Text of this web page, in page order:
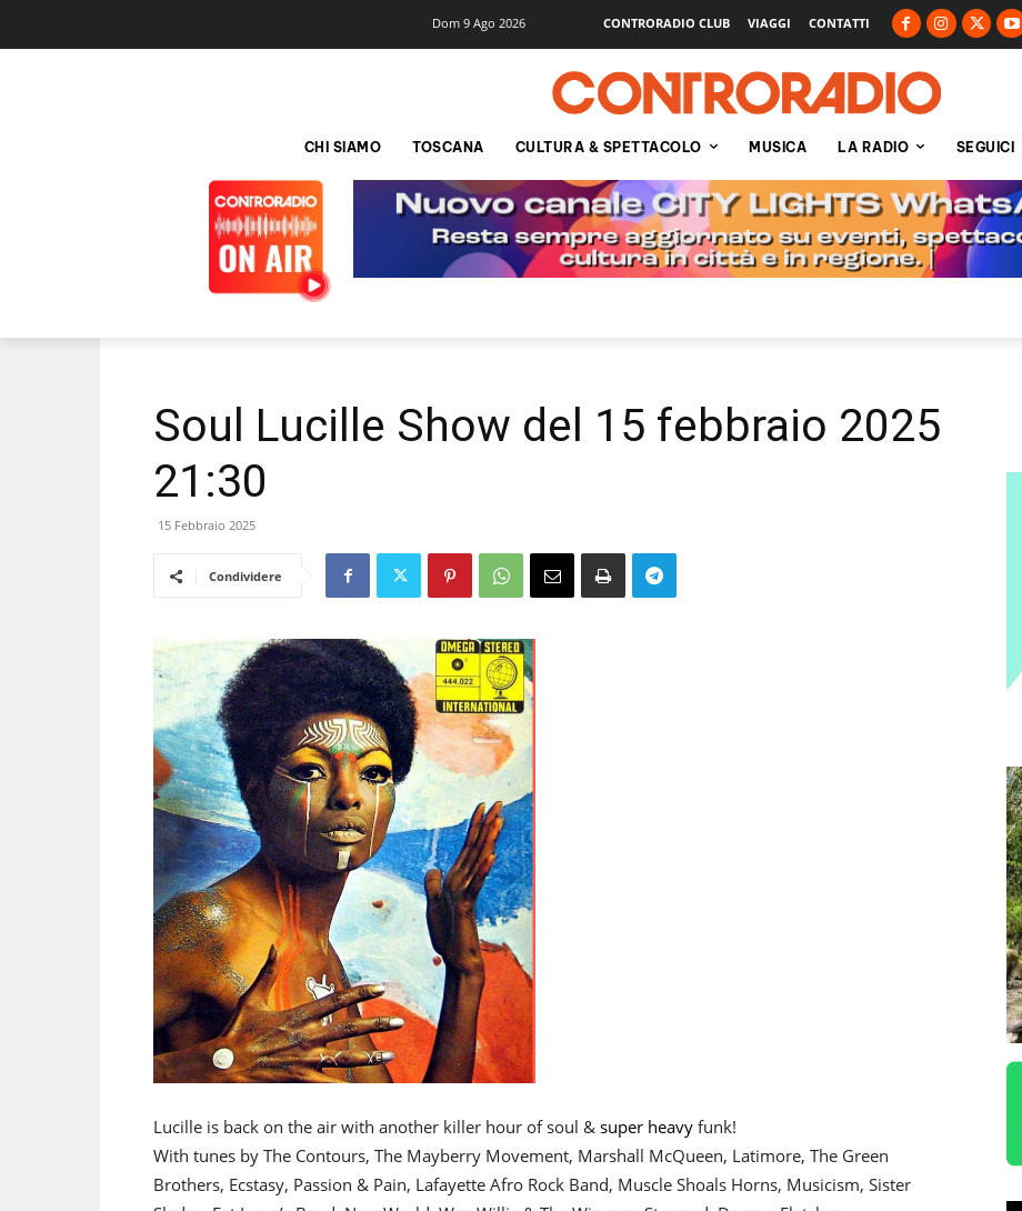
Dom 9 Ago 2026 CONTRORADIO CLUB VIAGGI CONTATTI
CHI SIAMO TOSCANA CULTURA & SPETTACOLO MUSICA LA RADIO SEGUICI
Soul Lucille Show del 15 febbraio 2025
21:30
15 Febbraio 2025
Condividere
Lucille is back on the air with another killer hour of soul & super heavy funk!
With tunes by The Contours, The Mayberry Movement, Marshall McQueen, Latimore, The Green
Brothers, Ecstasy, Passion & Pain, Lafayette Afro Rock Band, Muscle Shoals Horns, Musicism, Sister